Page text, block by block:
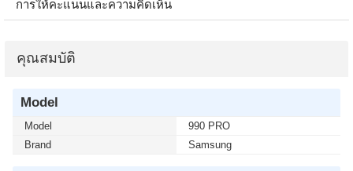
การให้คะแนนและความคิดเห็น
คุณสมบัติ
Model
Model
990 PRO
Brand
Samsung